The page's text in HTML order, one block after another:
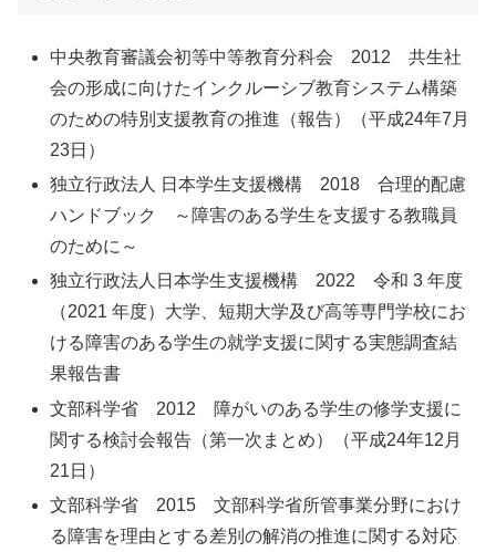
中央教育審議会初等中等教育分科会 2012 共生社
会の形成に向けたインクルーシブ教育システム構築
のための特別支援教育の推進（報告）（平成24年7月
23日）
独立行政法人 日本学生支援機構 2018 合理的配慮
ハンドブック ～障害のある学生を支援する教職員
のために～
独立行政法人日本学生支援機構 2022 令和 3 年度
（2021 年度）大学、短期大学及び高等専門学校にお
ける障害のある学生の就学支援に関する実態調査結
果報告書
文部科学省 2012 障がいのある学生の修学支援に
関する検討会報告（第一次まとめ）（平成24年12月
21日）
文部科学省 2015 文部科学省所管事業分野におけ
る障害を理由とする差別の解消の推進に関する対応